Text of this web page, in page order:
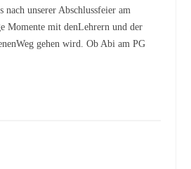
nach unserer Abschlussfeier am
Momente mit denLehrern und der
gehen wird. Ob Abi am PG